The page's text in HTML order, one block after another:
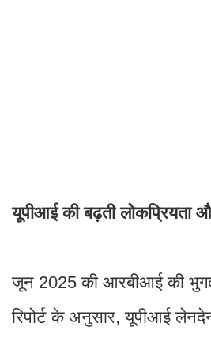
यूपीआई की बढ़ती लोकप्रियता
जून 2025 की आरबीआई की
रिपोर्ट के अनुसार, यूपीआई